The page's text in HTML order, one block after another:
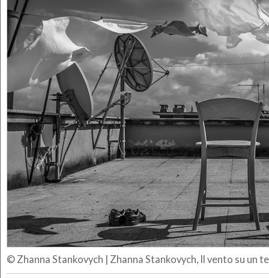
© Zhanna Stankovych Zhanna Stankovych, Il vento su un